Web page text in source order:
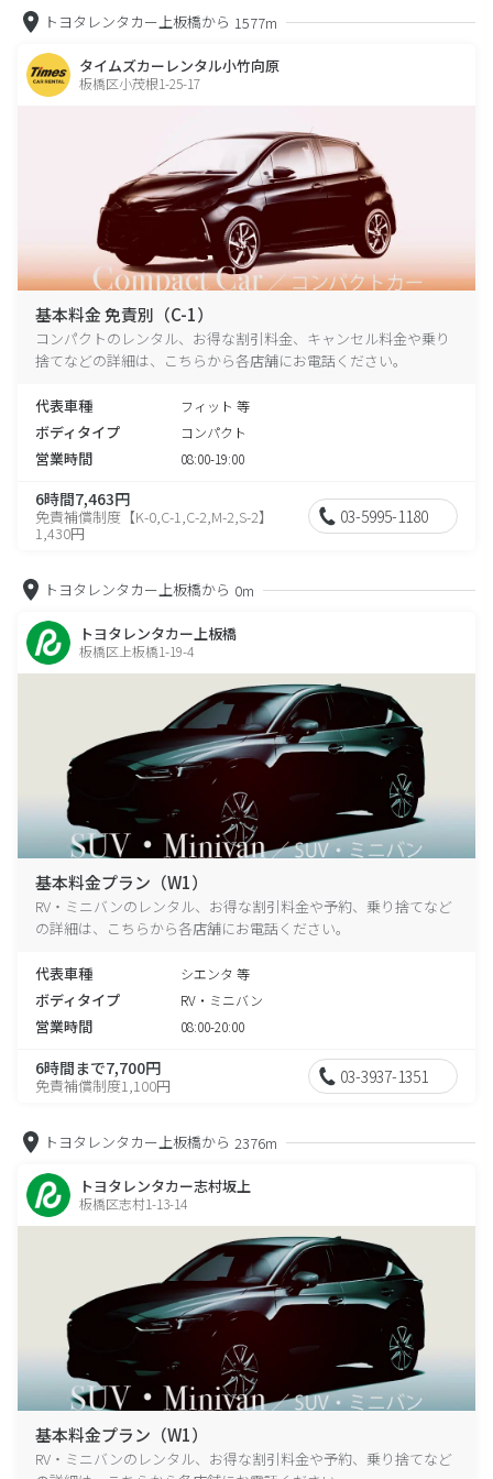
トヨタレンタカー上板橋から 1577m
タイムズカーレンタル小竹向原
板橋区小茂根1-25-17
基本料金 免責別（C-1）
コンパクトのレンタル、お得な割引料金、キャンセル料金や乗り
捨てなどの詳細は、こちらから各店舗にお電話ください。
代表車種 フィット 等
ボディタイプ コンパクト
営業時間 08:00-19:00
6時間7,463円
免責補償制度【K-0,C-1,C-2,M-2,S-2】
1,430円
03-5995-1180
トヨタレンタカー上板橋から 0m
トヨタレンタカー上板橋
板橋区上板橋1-19-4
基本料金プラン（W1）
RV・ミニバンのレンタル、お得な割引料金や予約、乗り捨てなど
の詳細は、こちらから各店舗にお電話ください。
代表車種 シエンタ 等
ボディタイプ RV・ミニバン
営業時間 08:00-20:00
6時間まで7,700円
免責補償制度1,100円 03-3937-1351
トヨタレンタカー上板橋から 2376m
トヨタレンタカー志村坂上
板橋区志村1-13-14
基本料金プラン（W1）
RV・ミニバンのレンタル、お得な割引料金や予約、乗り捨てなど